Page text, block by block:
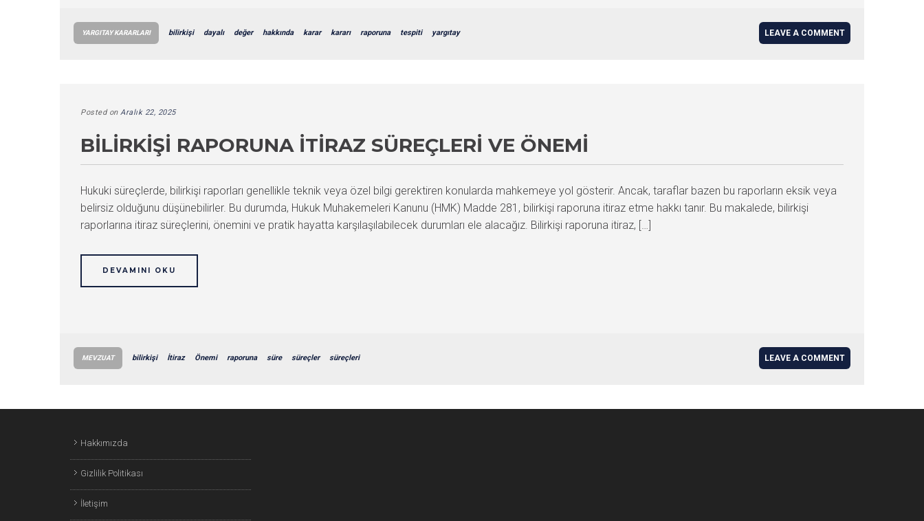
YARGITAY KARARLARI bilirkişi dayalı değer hakkında karar kararı raporuna tespiti yargıtay LEAVE A COMMENT
Posted on Aralık 22, 2025
BILIRKIŞI RAPORUNA İTIRAZ SÜREÇLERI VE ÖNEMI
Hukuki süreçlerde, bilirkişi raporları genellikle teknik veya özel bilgi gerektiren konularda mahkemeye yol gösterir. Ancak, taraflar bazen bu raporların eksik veya
belirsiz olduğunu düşünebilirler. Bu durumda, Hukuk Muhakemeleri Kanunu (HMK) Madde 281, bilirkişi raporuna itiraz etme hakkı tanır. Bu makalede, bilirkişi
raporlarına itiraz süreçlerini, önemini ve pratik hayatta karşılaşılabilecek durumları ele alacağız. Bilirkişi raporuna itiraz, […]
DEVAMINI OKU
MEVZUAT bilirkişi İtiraz Önemi raporuna süre süreçler süreçleri LEAVE A COMMENT
Hakkımızda
Gizlilik Politikası
İletişim